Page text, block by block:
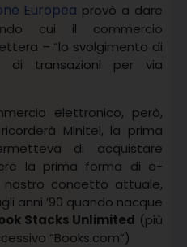
Europea provò a dare
cui il commercio
– “lo svolgimento di
di transazioni per via
elettronico, però,
Minitel, la prima
di acquistare
la prima forma di e-
concetto attuale,
anni ’90 quando nacque
Stacks Unlimited (più
“Books.com”)